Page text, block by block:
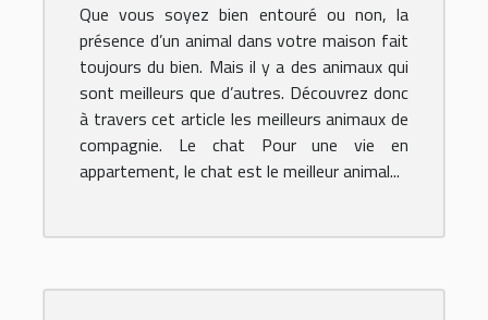
Que vous soyez bien entouré ou non, la
présence d’un animal dans votre maison fait
toujours du bien. Mais il y a des animaux qui
sont meilleurs que d’autres. Découvrez donc
à travers cet article les meilleurs animaux de
compagnie. Le chat Pour une vie en
appartement, le chat est le meilleur animal...